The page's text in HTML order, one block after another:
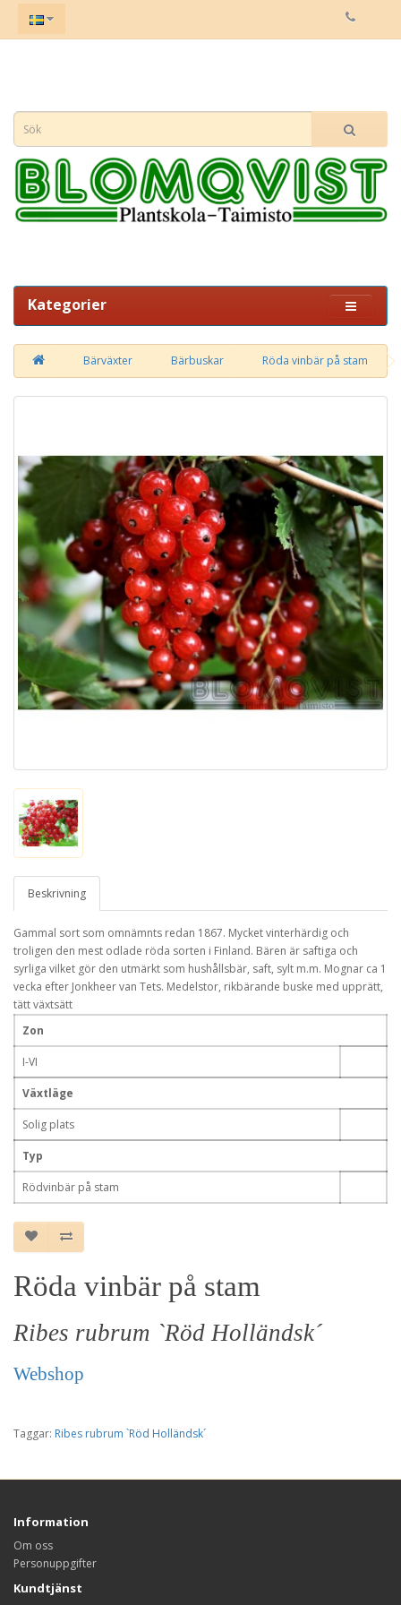
Kategorier
Bärväxter Bärbuskar Röda vinbär på stam
Beskrivning
Gammal sort som omnämnts redan 1867. Mycket vinterhärdig och
troligen den mest odlade röda sorten i Finland. Bären är saftiga och
syrliga vilket gör den utmärkt som hushållsbär, saft, sylt m.m. Mognar ca 1
vecka efter Jonkheer van Tets. Medelstor, rikbärande buske med upprätt,
tätt växtsätt
Zon
I-VI
Växtläge
Solig plats
Typ
Rödvinbär på stam
Röda vinbär på stam
Ribes rubrum `Röd Holländsk´
Webshop
Taggar: Ribes rubrum `Röd Holländsk´
Information
Om oss
Personuppgifter
Kundtjänst